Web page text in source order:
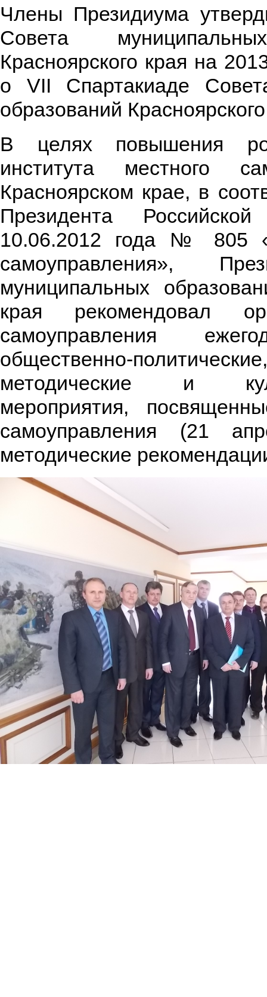
Члены Президиума
Совета
Красноярского края на
о VII Спартакиаде
образований
В целях повышения
института местного
Красноярском крае, в
Президента
10.06.2012 года № 805
самоуправления»,
муниципальных
края рекомендовал
самоуправления
общественно-
методические и
мероприятия,
самоуправления (21
методические